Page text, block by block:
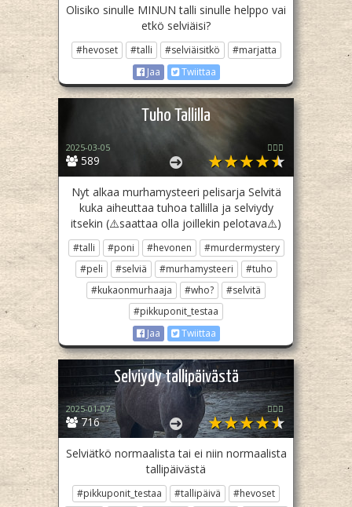
Olisiko sinulle MINUN talli sinulle helppo vai
etkö selviäisi?
#hevoset #talli #selviäisitkö
#marjatta
Jaa
Twiittaa
Tuho Tallilla
589
2025-03-05 🏳️‍🌈✨
Nyt alkaa murhamysteeri pelisarja Selvitä
kuka aiheuttaa tuhoa tallilla ja selviydy
itsekin (⚠️saattaa olla joillekin pelotava⚠️)
#talli #poni #hevonen
#murdermystery
#peli
#selviä #murhamysteeri
#tuho
#kukaonmurhaaja
#who?
#selvitä
#pikkuponit_testaa
Jaa
Twiittaa
Selviydy tallipäivästä
716
2025-01-07 🏳️‍🌈✨
Selviätkö normaalista tai ei niin normaalista
tallipäivästä
#pikkuponit_testaa #tallipäivä
#hevoset